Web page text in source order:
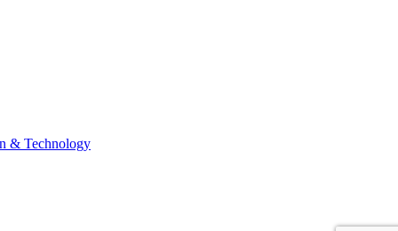
& Technology